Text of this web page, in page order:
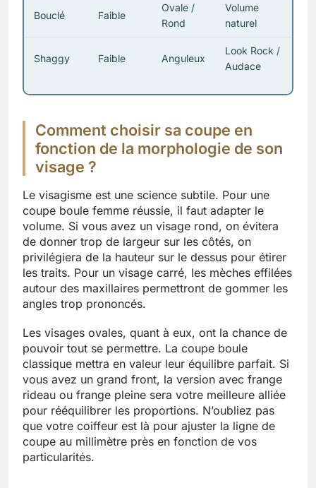
Bouclé Faible
Ovale /
Rond
Volume
naturel
Shaggy Faible Anguleux
Look Rock /
Audace
Comment choisir sa coupe en
fonction de la morphologie de son
visage ?
Le visagisme est une science subtile. Pour une
coupe boule femme réussie, il faut adapter le
volume. Si vous avez un visage rond, on évitera
de donner trop de largeur sur les côtés, on
privilégiera de la hauteur sur le dessus pour étirer
les traits. Pour un visage carré, les mèches effilées
autour des maxillaires permettront de gommer les
angles trop prononcés.
Les visages ovales, quant à eux, ont la chance de
pouvoir tout se permettre. La coupe boule
classique mettra en valeur leur équilibre parfait. Si
vous avez un grand front, la version avec frange
rideau ou frange pleine sera votre meilleure alliée
pour rééquilibrer les proportions. N’oubliez pas
que votre coiffeur est là pour ajuster la ligne de
coupe au millimètre près en fonction de vos
particularités.